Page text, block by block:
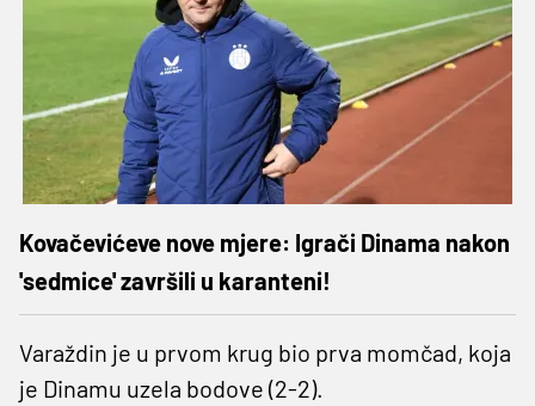
Kovačevićeve nove mjere: Igrači Dinama nakon
'sedmice' završili u karanteni!
Varaždin je u prvom krug bio prva momčad, koja
je Dinamu uzela bodove (2-2).